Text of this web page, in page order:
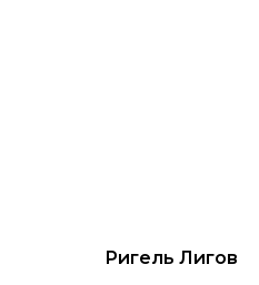
Ригель